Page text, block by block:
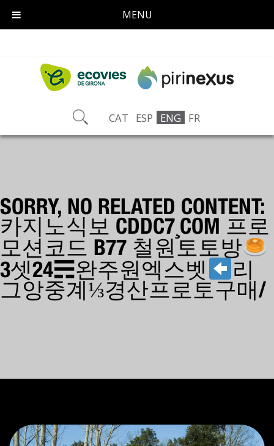
CAT ESP ENG FR
SORRY, NO RELATED CONTENT:
카지노식보 CDDC7¸COM 프로
모션코드 B77 철원토토방
3셋24☴완주원엑스벳
리
그앙중계⅓경산프로토구매/
MENU